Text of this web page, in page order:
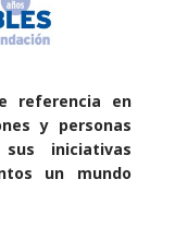
referencia en
y personas
iniciativas
un mundo